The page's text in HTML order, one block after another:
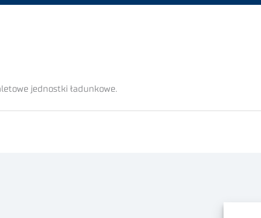
jednostki ładunkowe.